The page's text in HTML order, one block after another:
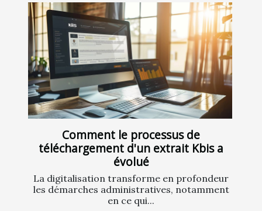
Comment le processus de
téléchargement d'un extrait Kbis a
évolué
La digitalisation transforme en profondeur
les démarches administratives, notamment
en ce qui...